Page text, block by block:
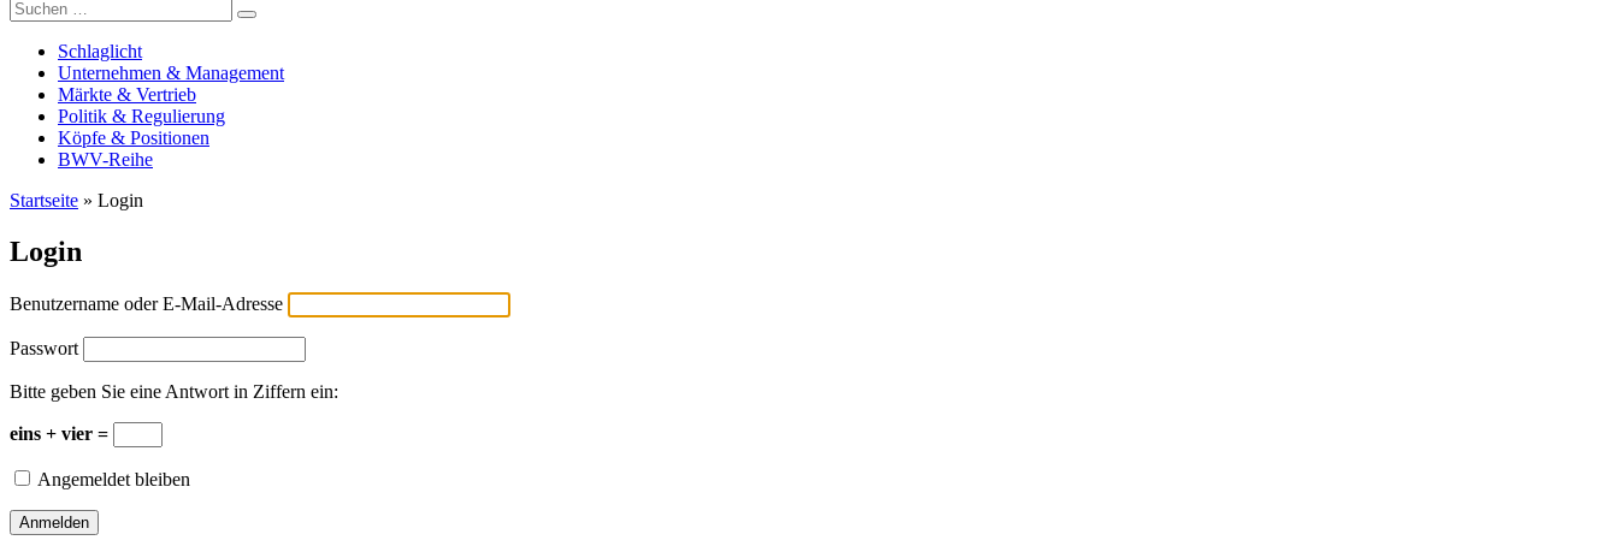
Versicherungswirtschaft-heute
Suche
nach:
Schlaglicht
Unternehmen & Management
Märkte & Vertrieb
Politik & Regulierung
Köpfe & Positionen
BWV-Reihe
Startseite » Login
Login
Benutzername oder E-Mail-Adresse
Passwort
Bitte geben Sie eine Antwort in Ziffern ein:
eins + vier =
Angemeldet bleiben